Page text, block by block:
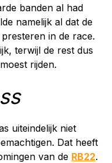
banden al had
namelijk al dat de
in de race.
terwijl de rest dus
rijden.
uiteindelijk niet
Dat heeft
van de RB22.